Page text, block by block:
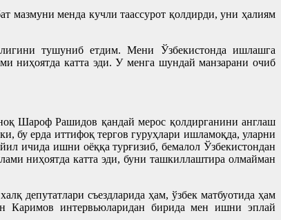
менда кучли таассурот қолдирди, уни ҳалиям
тушуниб етдим. Мени Ўзбекистонда ишлашга
ниҳоятда катта эди. У менга шундай манзарани очиб
Шароф Рашидов қандай мерос қолдирганини англаш
бу ерда иттифоқ тергов гуруҳлари ишламоқда, уларни
ичида ишни оёққа турғизиб, бемалол Ўзбекистондан
ниҳоятда катта эди, буни ташкиллаштира олмайман
депутатлари съездларида ҳам, ўзбек матбуотида ҳам
Каримов интервьюларидан бирида мен ишни эплай